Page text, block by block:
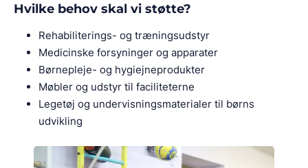
Hvilke behov skal vi støtte?
Rehabiliterings- og træningsudstyr
Medicinske forsyninger og apparater
Børnepleje- og hygiejneprodukter
Møbler og udstyr til faciliteterne
Legetøj og undervisningsmaterialer til børns
udvikling